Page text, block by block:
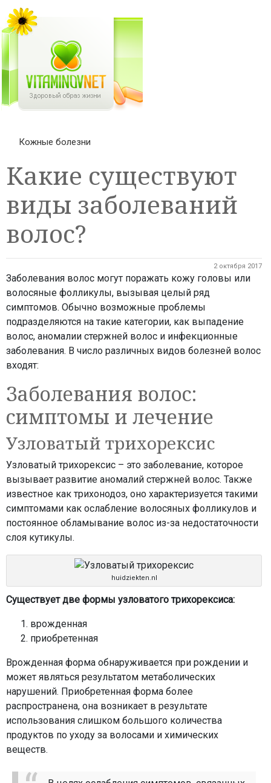
Кожные болезни
Какие существуют
виды заболеваний
волос?
2 октября 2017
Заболевания волос могут поражать кожу головы или
волосяные фолликулы, вызывая целый ряд
симптомов. Обычно возможные проблемы
подразделяются на такие категории, как выпадение
волос, аномалии стержней волос и инфекционные
заболевания. В число различных видов болезней волос
входят:
Заболевания волос:
симптомы и лечение
Узловатый трихорексис
Узловатый трихорексис – это заболевание, которое
вызывает развитие аномалий стержней волос. Также
известное как трихонодоз, оно характеризуется такими
симптомами как ослабление волосяных фолликулов и
постоянное обламывание волос из-за недостаточности
слоя кутикулы.
huidziekten.nl
Существует две формы узловатого трихорексиса:
врожденная
приобретенная
Врожденная форма обнаруживается при рождении и
может являться результатом метаболических
нарушений. Приобретенная форма более
распространена, она возникает в результате
использования слишком большого количества
продуктов по уходу за волосами и химических
веществ.